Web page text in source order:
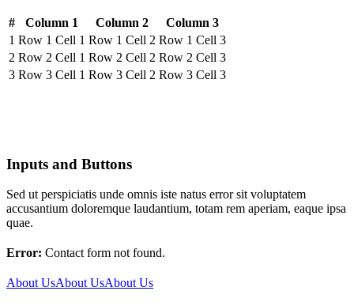
# Column 1 Column 2
Column 3
1 Row 1 Cell 1 Row 1 Cell 2 Row 1 Cell 3
2 Row 2 Cell 1 Row 2 Cell 2 Row 2 Cell 3
3 Row 3 Cell 1 Row 3 Cell 2 Row 3 Cell 3
Inputs and Buttons
Sed ut perspiciatis unde omnis iste natus error sit voluptatem
accusantium doloremque laudantium, totam rem aperiam, eaque ipsa
quae.
Error: Contact form not found.
About UsAbout UsAbout Us